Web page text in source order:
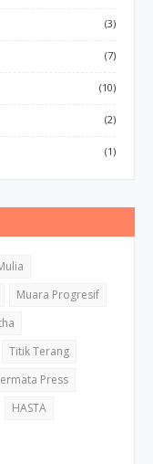
(3)
(7)
(10)
(2)
(1)
Muara Progresif
Titik Terang
Press
HASTA